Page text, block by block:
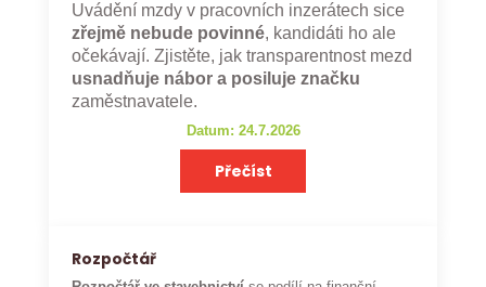
Uvádění mzdy v pracovních inzerátech sice
zřejmě nebude povinné, kandidáti ho ale
očekávají. Zjistěte, jak transparentnost mezd
usnadňuje nábor a posiluje značku
zaměstnavatele.
Datum: 24.7.2026
Přečíst
Rozpočtář